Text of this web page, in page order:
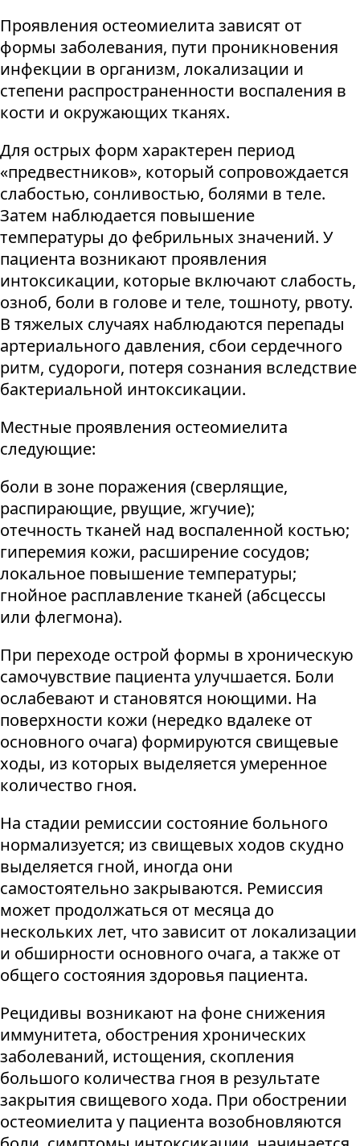
Проявления остеомиелита зависят от
формы заболевания, пути проникновения
инфекции в организм, локализации и
степени распространенности воспаления в
кости и окружающих тканях.
Для острых форм характерен период
«предвестников», который сопровождается
слабостью, сонливостью, болями в теле.
Затем наблюдается повышение
температуры до фебрильных значений. У
пациента возникают проявления
интоксикации, которые включают слабость,
озноб, боли в голове и теле, тошноту, рвоту.
В тяжелых случаях наблюдаются перепады
артериального давления, сбои сердечного
ритм, судороги, потеря сознания вследствие
бактериальной интоксикации.
Местные проявления остеомиелита
следующие:
боли в зоне поражения (сверлящие,
распирающие, рвущие, жгучие);
отечность тканей над воспаленной костью;
гиперемия кожи, расширение сосудов;
локальное повышение температуры;
гнойное расплавление тканей (абсцессы
или флегмона).
При переходе острой формы в хроническую
самочувствие пациента улучшается. Боли
ослабевают и становятся ноющими. На
поверхности кожи (нередко вдалеке от
основного очага) формируются свищевые
ходы, из которых выделяется умеренное
количество гноя.
На стадии ремиссии состояние больного
нормализуется; из свищевых ходов скудно
выделяется гной, иногда они
самостоятельно закрываются. Ремиссия
может продолжаться от месяца до
нескольких лет, что зависит от локализации
и обширности основного очага, а также от
общего состояния здоровья пациента.
Рецидивы возникают на фоне снижения
иммунитета, обострения хронических
заболеваний, истощения, скопления
большого количества гноя в результате
закрытия свищевого хода. При обострении
остеомиелита у пациента возобновляются